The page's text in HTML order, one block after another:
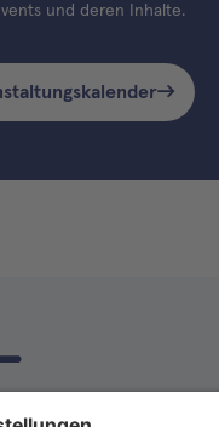
und deren Inhalte.